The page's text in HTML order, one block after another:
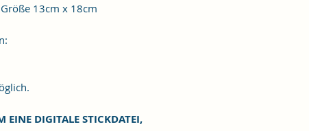
13cm x 18cm
EINE DIGITALE STICKDATEI,